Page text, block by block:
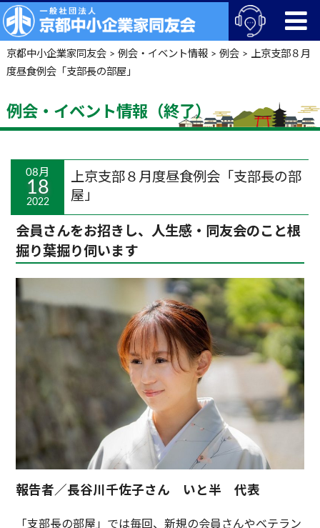
京都中小企業家同友会> 例会・イベント情報> 例会>
上京支部８月
度昼食例会「支部長の部屋」
例会・イベント情報（終了）
08月
18
2022
上京支部８月度昼食例会「支部長の部
屋」
会員さんをお招きし、人生感・同友会のこと根
掘り葉掘り伺います
報告者／長谷川千佐子さん いと半 代表
「支部長の部屋」では毎回、新規の会員さんやベテラン